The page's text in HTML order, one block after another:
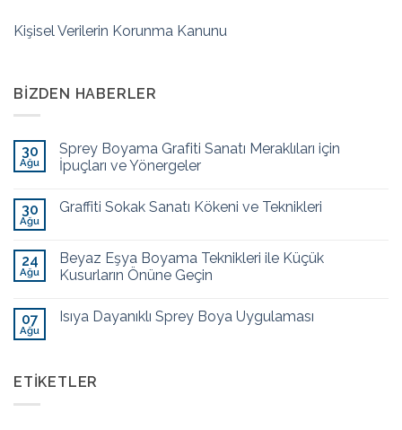
Kişisel Verilerin Korunma Kanunu
BIZDEN HABERLER
30
Ağu
Sprey Boyama Grafiti Sanatı Meraklıları için
İpuçları ve Yönergeler
30
Ağu
Graffiti Sokak Sanatı Kökeni ve Teknikleri
24
Ağu
Beyaz Eşya Boyama Teknikleri ile Küçük
Kusurların Önüne Geçin
07
Ağu
Isıya Dayanıklı Sprey Boya Uygulaması
ETIKETLER